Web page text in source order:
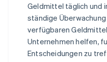
Geldmittel täglich und
ständige
verfügbaren
Unternehmen helfen,
Entscheidungen zu